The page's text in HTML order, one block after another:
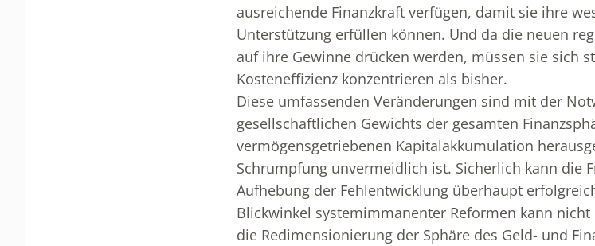
ausreichende Finanzkraft verfügen, damit sie ihre
Unterstützung erfüllen können. Und da die neuen
auf ihre Gewinne drücken werden, müssen sie sich
Kosteneffizienz konzentrieren als bisher.
Diese umfassenden Veränderungen sind mit der
gesellschaftlichen Gewichts der gesamten
vermögensgetriebenen Kapitalakkumulation
Schrumpfung unvermeidlich ist. Sicherlich kann die
Aufhebung der Fehlentwicklung überhaupt
Blickwinkel systemimmanenter Reformen kann
die Redimensionierung der Sphäre des Geld- und